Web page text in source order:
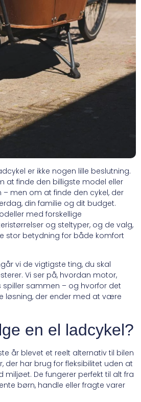
er ikke nogen lille beslutning.
at finde den billigste model eller
– men om at finde den cykel, der
din familie og dit budget.
med forskellige
og steltyper, og de valg,
stor betydning for både komfort
vi de vigtigste ting, du skal
Vi ser på, hvordan motor,
spiller sammen – og hvorfor det
løsning, der ender med at være
en el ladcykel?
år blevet et reelt alternativ til bilen
der har brug for fleksibilitet uden at
De fungerer perfekt til alt fra
børn, handle eller fragte varer